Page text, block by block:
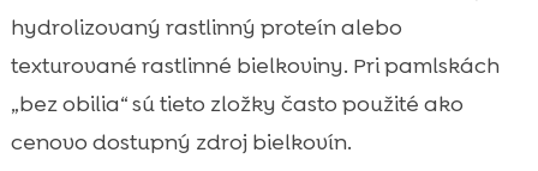
hydrolizovaný rastlinný proteín alebo
texturované rastlinné bielkoviny. Pri pamlskách
„bez obilia“ sú tieto zložky často použité ako
cenovo dostupný zdroj bielkovín.